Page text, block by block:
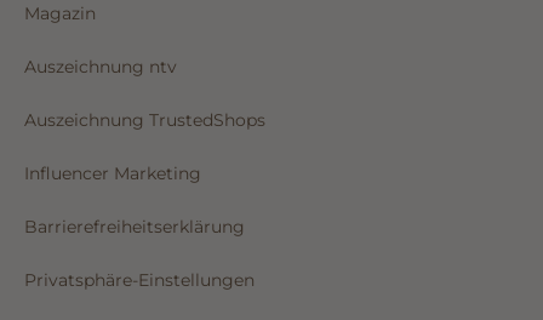
Magazin
Auszeichnung ntv
Auszeichnung TrustedShops
Influencer Marketing
Barrierefreiheitserklärung
Privatsphäre-Einstellungen